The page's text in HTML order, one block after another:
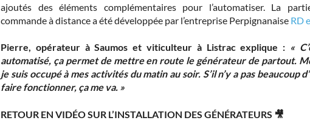
ajoutés des éléments complémentaires pour l’automatiser. La
commande à distance a été développée par l’entreprise Perpignanaise RD
Pierre, opérateur à Saumos et viticulteur à Listrac explique : «
automatisé, ça permet de mettre en route le générateur de partout.
je suis occupé à mes activités du matin au soir. S’il n’y a pas beaucoup
faire fonctionner, ça me va. »
RETOUR EN VIDÉO SUR L’INSTALLATION DES GÉNÉRATEURS 🎥